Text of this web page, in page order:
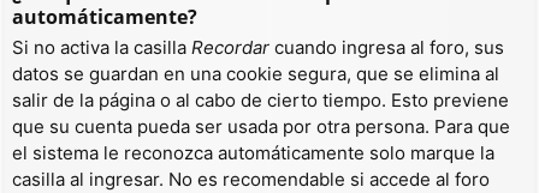
automáticamente?
Si no activa la casilla Recordar cuando ingresa al foro, sus
datos se guardan en una cookie segura, que se elimina al
salir de la página o al cabo de cierto tiempo. Esto previene
que su cuenta pueda ser usada por otra persona. Para que
el sistema le reconozca automáticamente solo marque la
casilla al ingresar. No es recomendable si accede al foro